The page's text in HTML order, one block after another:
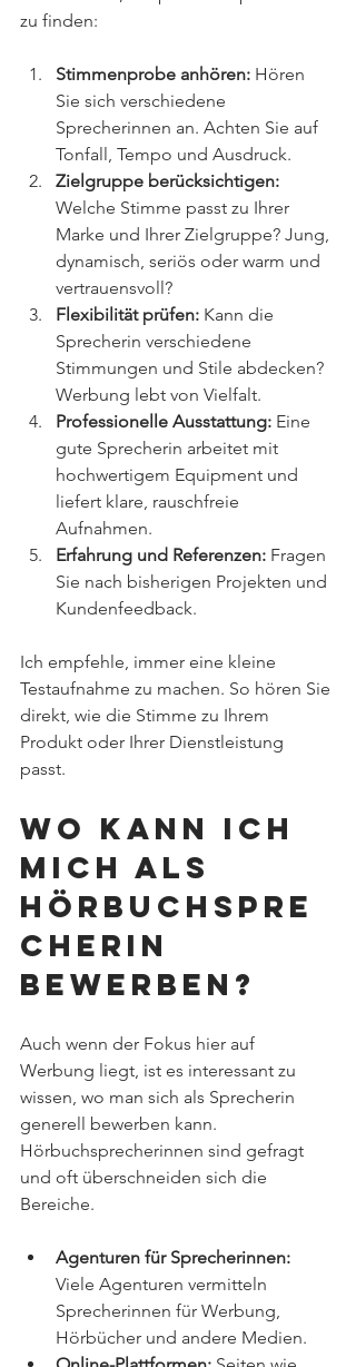
zu finden:
Stimmenprobe anhören: Hören
Sie sich verschiedene
Sprecherinnen an. Achten Sie auf
Tonfall, Tempo und Ausdruck.
Zielgruppe berücksichtigen:
Welche Stimme passt zu Ihrer
Marke und Ihrer Zielgruppe? Jung,
dynamisch, seriös oder warm und
vertrauensvoll?
Flexibilität prüfen: Kann die
Sprecherin verschiedene
Stimmungen und Stile abdecken?
Werbung lebt von Vielfalt.
Professionelle Ausstattung: Eine
gute Sprecherin arbeitet mit
hochwertigem Equipment und
liefert klare, rauschfreie
Aufnahmen.
Erfahrung und Referenzen: Fragen
Sie nach bisherigen Projekten und
Kundenfeedback.
Ich empfehle, immer eine kleine
Testaufnahme zu machen. So hören Sie
direkt, wie die Stimme zu Ihrem
Produkt oder Ihrer Dienstleistung
passt.
Wo kann ich
mich als
Hörbuchspre
cherin
bewerben?
Auch wenn der Fokus hier auf
Werbung liegt, ist es interessant zu
wissen, wo man sich als Sprecherin
generell bewerben kann.
Hörbuchsprecherinnen sind gefragt
und oft überschneiden sich die
Bereiche.
Agenturen für Sprecherinnen:
Viele Agenturen vermitteln
Sprecherinnen für Werbung,
Hörbücher und andere Medien.